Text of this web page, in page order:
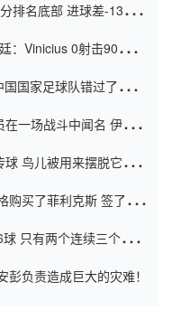
排名底部 进球差-13令人
：Vinicius 0射击90分钟
国家足球队错过了世界
一场战斗中闻名 伊万放
鸟儿被用来摆脱它
购买了菲利克斯 签了7年
只有两个连续三个连续
负责造成巨大的灾难！